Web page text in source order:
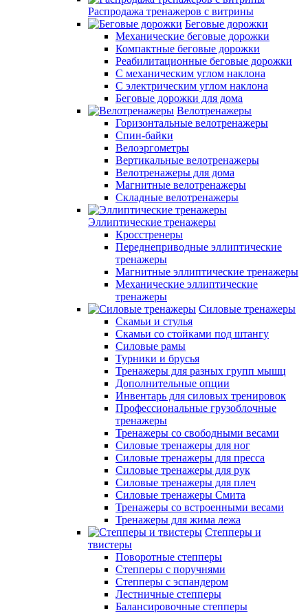
Распродажа тренажеров с витрины
Беговые дорожки
Механические беговые дорожки
Компактные беговые дорожки
Реабилитационные беговые дорожки
С механическим углом наклона
С электрическим углом наклона
Беговые дорожки для дома
Велотренажеры
Горизонтальные велотренажеры
Спин-байки
Велоэргометры
Вертикальные велотренажеры
Велотренажеры для дома
Магнитные велотренажеры
Складные велотренажеры
Эллиптические тренажеры
Кросстренеры
Переднеприводные эллиптические
тренажеры
Магнитные эллиптические тренажеры
Механические эллиптические
тренажеры
Силовые тренажеры
Скамьи и стулья
Скамьи со стойками под штангу
Силовые рамы
Турники и брусья
Тренажеры для разных групп мышц
Дополнительные опции
Инвентарь для силовых тренировок
Профессиональные грузоблочные
тренажеры
Тренажеры со свободными весами
Силовые тренажеры для ног
Силовые тренажеры для пресса
Силовые тренажеры для рук
Силовые тренажеры для плеч
Силовые тренажеры Смита
Тренажеры со встроенными весами
Тренажеры для жима лежа
Степперы и
твистеры
Поворотные степперы
Степперы с поручнями
Степперы с эспандером
Лестничные степперы
Балансировочные степперы